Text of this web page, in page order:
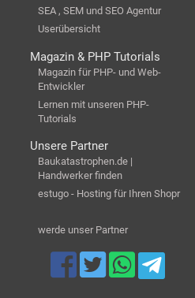
SEA , SEM und SEO Agentur
Userübersicht
Magazin & PHP Tutorials
Magazin für PHP- und Web-
Entwickler
Lernen mit unseren PHP-
Tutorials
Unsere Partner
Baukatastrophen.de |
Handwerker finden
estugo - Hosting für Ihren Shopr
werde unser Partner